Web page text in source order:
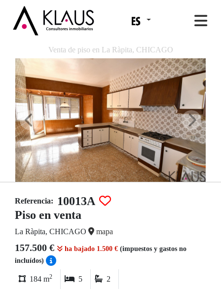
Venta de piso en La Ràpita, CHICAGO
Referencia:
10013A
Piso en venta
La Ràpita, CHICAGO mapa
157.500 € ha bajado 1.500 € (impuestos y gastos no
incluídos)
184 m2 5 2